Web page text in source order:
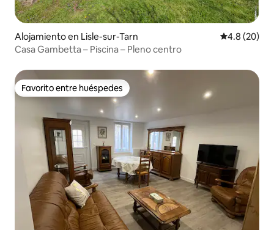
Alojamiento en Lisle-sur-Tarn Calificación
4.8 (20)
Casa Gambetta – Piscina – Pleno centro
Favorito entre huéspedes
Favorito entre huéspedes